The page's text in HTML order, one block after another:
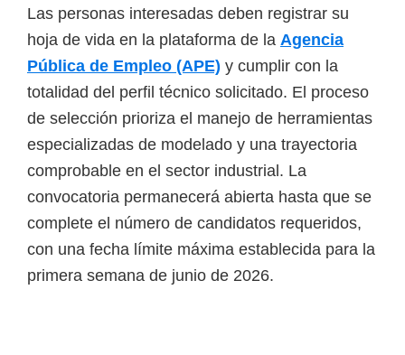
e
l
S
E
N
A
Las personas interesadas deben registrar su
hoja de vida en la plataforma de la Agencia
Pública de Empleo (APE) y cumplir con la
totalidad del perfil técnico solicitado. El proceso
de selección prioriza el manejo de herramientas
especializadas de modelado y una trayectoria
comprobable en el sector industrial. La
convocatoria permanecerá abierta hasta que se
complete el número de candidatos requeridos,
con una fecha límite máxima establecida para la
primera semana de junio de 2026.